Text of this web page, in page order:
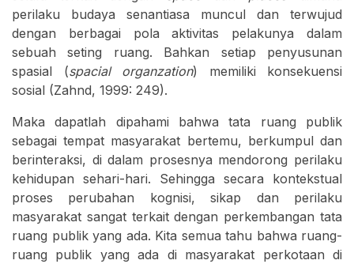
perilaku budaya senantiasa muncul dan terwujud
dengan berbagai pola aktivitas pelakunya dalam
sebuah seting ruang. Bahkan setiap penyusunan
spasial (spacial organzation) memiliki konsekuensi
sosial (Zahnd, 1999: 249).
Maka dapatlah dipahami bahwa tata ruang publik
sebagai tempat masyarakat bertemu, berkumpul dan
berinteraksi, di dalam prosesnya mendorong perilaku
kehidupan sehari-hari. Sehingga secara kontekstual
proses perubahan kognisi, sikap dan perilaku
masyarakat sangat terkait dengan perkembangan tata
ruang publik yang ada. Kita semua tahu bahwa ruang-
ruang publik yang ada di masyarakat perkotaan di